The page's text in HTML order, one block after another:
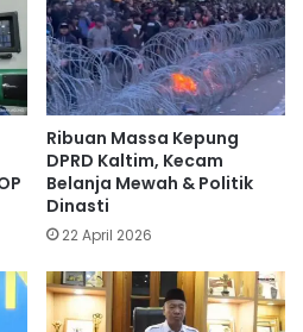
Ribuan Massa Kepung
DPRD Kaltim, Kecam
Belanja Mewah & Politik
Dinasti
22 April 2026